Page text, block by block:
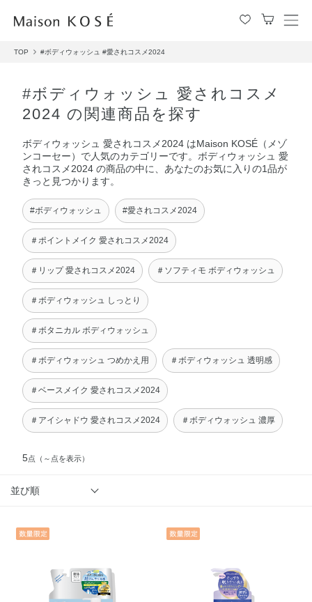
メ
TOP #ボディウォッシュ #愛されコスメ2024
#ボディウォッシュ 愛されコスメ
2024 の関連商品を探す
ボディウォッシュ 愛されコスメ2024 はMaison KOSÉ（メゾ
ンコーセー）で人気のカテゴリーです。ボディウォッシュ 愛
されコスメ2024 の商品の中に、あなたのお気に入りの1品が
きっと見つかります。
#ボディウォッシュ #愛されコスメ2024
＃ポイントメイク 愛されコスメ2024
＃リップ 愛されコスメ2024 ＃ソフティモ ボディウォッシュ
＃ボディウォッシュ しっとり
＃ボタニカル ボディウォッシュ
＃ボディウォッシュ つめかえ用 ＃ボディウォッシュ 透明感
＃ベースメイク 愛されコスメ2024
＃アイシャドウ 愛されコスメ2024 ＃ボディウォッシュ 濃厚
5点 （～点を表示）
並び順